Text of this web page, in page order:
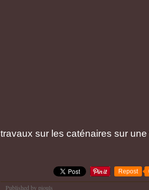
travaux sur les caténaires sur
Repost
Published by piouls